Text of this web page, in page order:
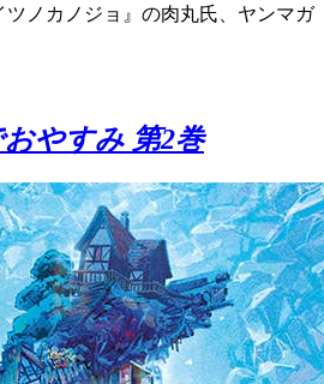
ツノカノジョ』の肉丸氏、ヤンマガ
やすみ 第2巻